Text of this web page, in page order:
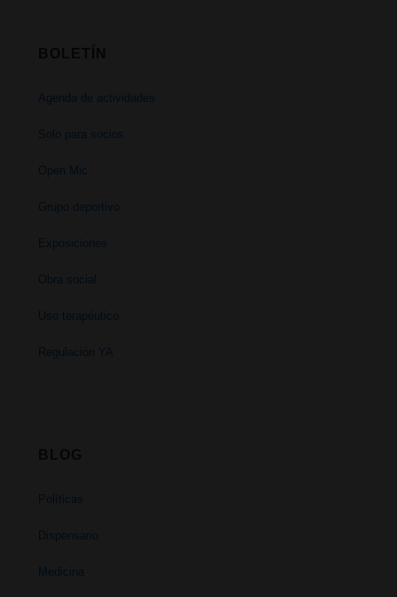
Agenda de actividades
Solo para socios
Open Mic
Grupo deportivo
Exposiciones
Obra social
Uso terapéutico
Regulación YA
Políticas
Dispensario
Medicina